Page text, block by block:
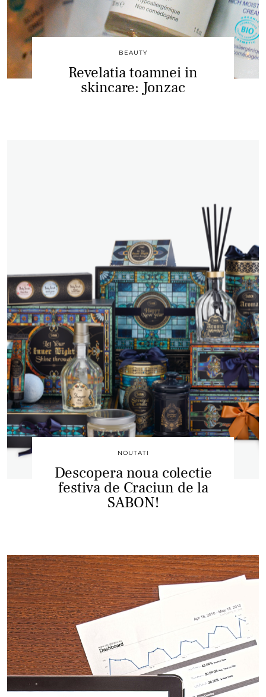
BEAUTY
Revelatia toamnei in
skincare: Jonzac
NOUTATI
Descopera noua colectie
festiva de Craciun de la
SABON!